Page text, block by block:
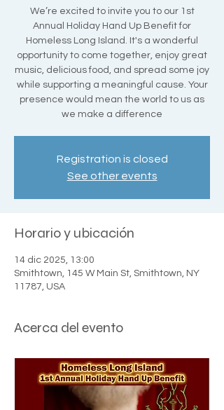
We’re excited to invite you to our 1st
Annual Holiday Hand Up Benefit for
Homeless Long Island. It's a wonderful
opportunity to come together, enjoy great
music, delicious food, and spread some joy
while supporting a meaningful cause. Your
presence would mean the world to us as
we make a difference
Registration is closed
See other events
Horario y ubicación
14 dic 2025, 13:00
Smithtown, 145 W Main St, Smithtown, NY
11787, USA
Acerca del evento